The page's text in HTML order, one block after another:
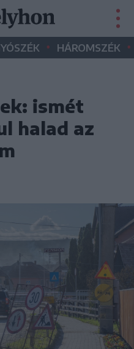
• HÁROMSZÉK •
ismét
halad az